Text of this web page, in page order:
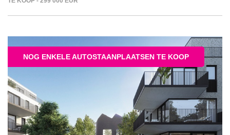
NOG ENKELE AUTOSTAANPLAATSEN TE KOOP